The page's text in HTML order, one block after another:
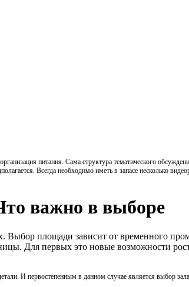
питания. Сама структура тематического
Всегда необходимо иметь в запасе несколько
важно в выборе
площади зависит от временного
Для первых это новые возможности
И первостепенным в данном случае является выбор зала.